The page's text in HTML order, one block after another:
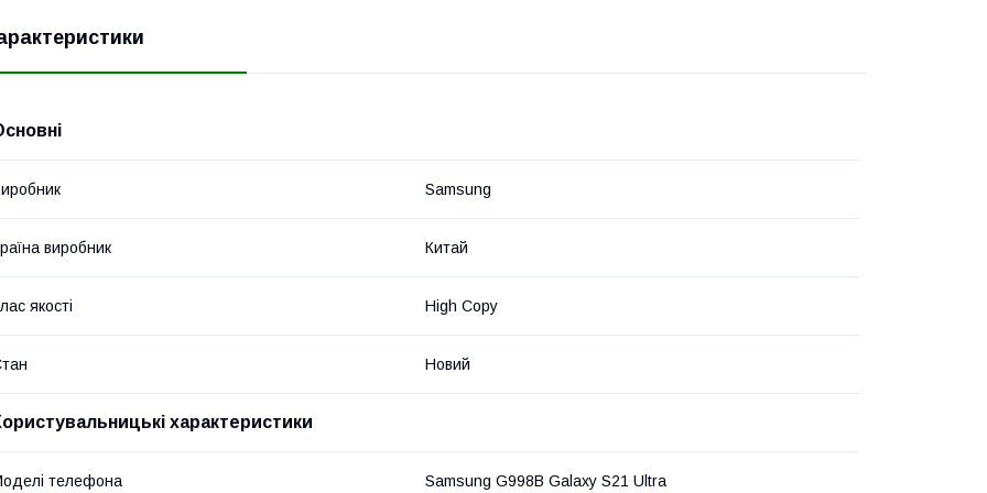
Samsung
виробник Китай
якості High Copy
Новий
характеристики
телефона Samsung G998B Galaxy S21 Ultra